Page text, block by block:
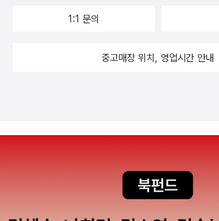
였다. 가구들은 예외 없이 화려했고, 지금까지도
떻게 만들어졌는지 그 과정을 상세히 들여다본다. 8. 동서양 퓨전 아
은 연인과 함께 공원을 산책하고, 도서관을 찾아
껏 읽고, 살롱에서 마음 맞는 사람끼리 문학과
1:1 문의
중고매장 위치, 영업시간 안내